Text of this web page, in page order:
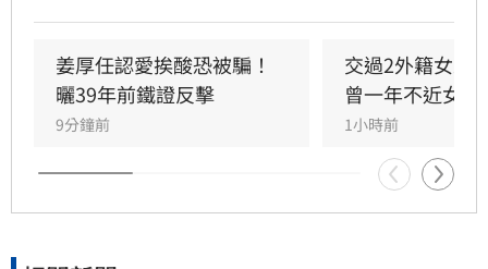
助管理跨領域資源，讓童芯專注研發。童芯除學
術成就外，還具備特殊靈性體驗，曾在廟宇創下
連續擲出42個聖筊的奇蹟。兩人超越傳統男女情
愛，以理性思維與能力互補模式，共同經營科
技、文化與農業事業，展開跨越世紀的合作使
命。
姜厚任認愛挨酸恐被騙！
曬39年前鐵證反擊
9分鐘前
交過2外籍女友
曾一年不近女色
1小時前